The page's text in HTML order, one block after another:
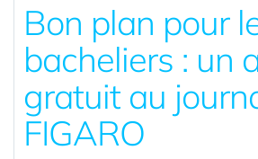
Bon plan pour
bacheliers : un
gratuit au
FIGARO